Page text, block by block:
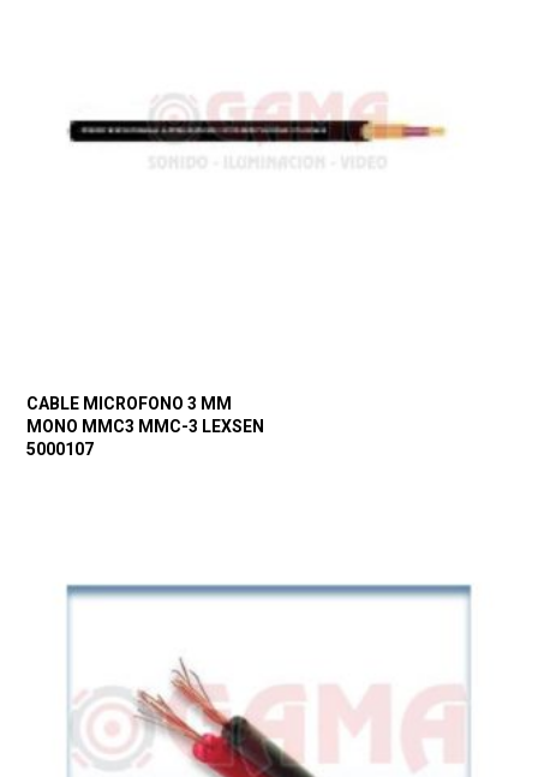
CABLE MICROFONO 3 MM
MONO MMC3 MMC-3 LEXSEN
5000107